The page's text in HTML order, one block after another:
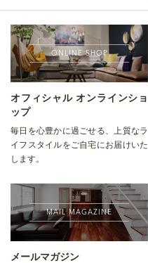
ONLINE SHOP
オフィシャル オンラインショ
ップ
毎日を心豊かに過ごせる、上質なラ
イフスタイルをご自宅にお届けいた
します。
MAIL MAGAZINE
メールマガジン